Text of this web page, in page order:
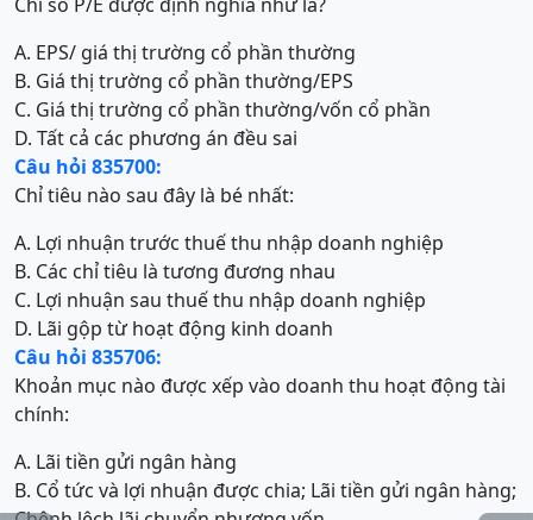
A. EPS/ giá thị trường cổ phần thường
B. Giá thị trường cổ phần thường/EPS
C. Giá thị trường cổ phần thường/vốn cổ phần
D. Tất cả các phương án đều sai
Câu hỏi 835700:
Chỉ tiêu nào sau đây là bé nhất:
A. Lợi nhuận trước thuế thu nhập doanh nghiệp
B. Các chỉ tiêu là tương đương nhau
C. Lợi nhuận sau thuế thu nhập doanh nghiệp
D. Lãi gộp từ hoạt động kinh doanh
Câu hỏi 835706:
Khoản mục nào được xếp vào doanh thu hoạt động tài
chính:
A. Lãi tiền gửi ngân hàng
B. Cổ tức và lợi nhuận được chia; Lãi tiền gửi ngân hàng;